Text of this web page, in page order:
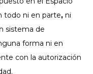
todo ni en parte, ni
sistema de
forma ni en
con la autorización